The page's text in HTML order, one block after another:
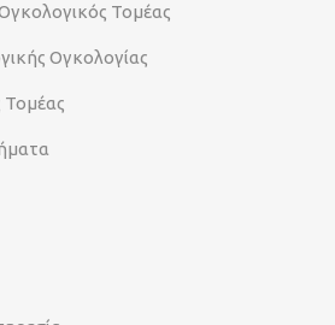
Τομέας
Ογκολογίας
Τομέας